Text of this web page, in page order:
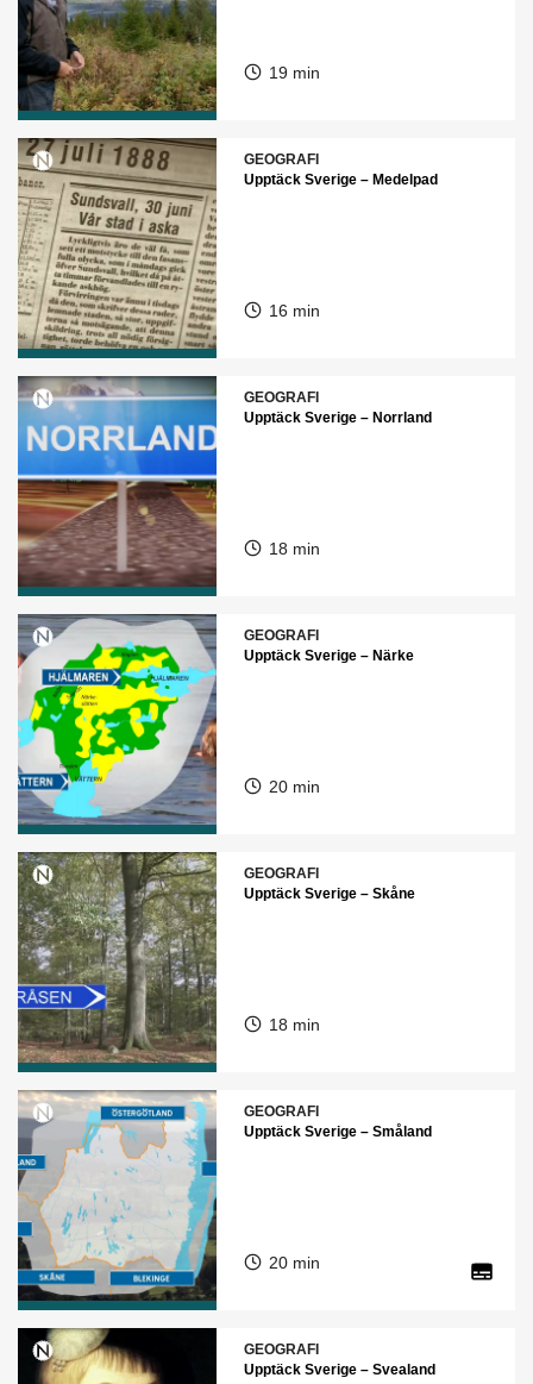
19 min
GEOGRAFI
Upptäck Sverige – Medelpad
16 min
GEOGRAFI
Upptäck Sverige – Norrland
18 min
GEOGRAFI
Upptäck Sverige – Närke
20 min
GEOGRAFI
Upptäck Sverige – Skåne
18 min
GEOGRAFI
Upptäck Sverige – Småland
20 min
GEOGRAFI
Upptäck Sverige – Svealand